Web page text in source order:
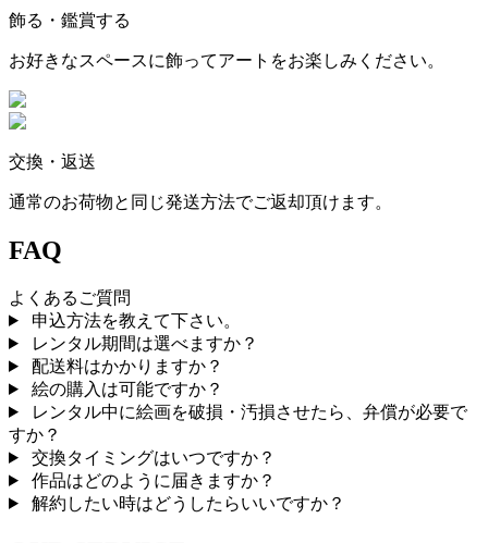
飾る・鑑賞する
お好きなスペースに飾ってアートをお楽しみください。
交換・返送
通常のお荷物と同じ発送方法でご返却頂けます。
FAQ
よくあるご質問
申込方法を教えて下さい。
レンタル期間は選べますか？
配送料はかかりますか？
絵の購入は可能ですか？
レンタル中に絵画を破損・汚損させたら、弁償が必要で
すか？
交換タイミングはいつですか？
作品はどのように届きますか？
解約したい時はどうしたらいいですか？